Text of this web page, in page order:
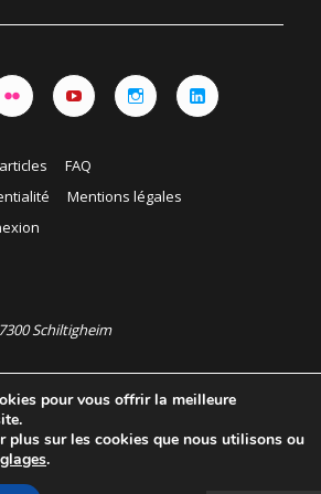
FAQ
Mentions légales
Schiltigheim
vendredi 9h - 18h
vendredi 8h - 19h
réservés.
Creative Commons Attribution 4.0
pour vous offrir la meilleure
plus sur les cookies que nous utilisons ou
.